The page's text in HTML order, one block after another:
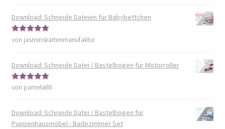
Download: Schneide Dateien für Babybettchen
Bewertet mit
von jasminskartenmanufaktur
Download: Schneide Datei / Bastelbogen für Motorroller
Bewertet mit
von pamela88
Download: Schneide Datei / Bastelbogen für
Puppenhausmöbel - Badezimmer Set